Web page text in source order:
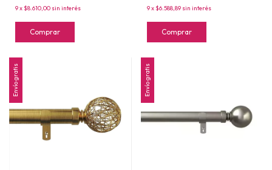
9x$8.610,00 sin interés
Comprar
9x$6.588,89 sin interés
Comprar
Envío gratis Envío gratis